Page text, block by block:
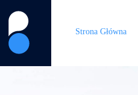
Strona Główna